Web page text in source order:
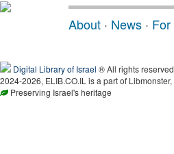
About · News ·
Digital Library of Israel ® All rights
2024-2026, ELIB.CO.IL is a part of
Preserving Israel's heritage